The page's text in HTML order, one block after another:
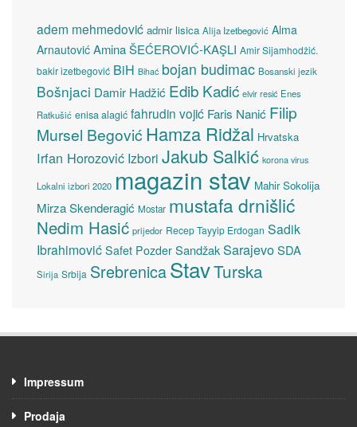
adem mehmedović admir lisica Alija Izetbegović Alma
Arnautović Amina ŠEĆEROVIĆ-KAŞLI Amir Sijamhodžić.
bakir izetbegović BiH Bihać bojan budimac Bosanski jezik
Bošnjaci Damir Hadžić Edib Kadić elvir resić Enes
Ratkušić enisa alagić fahrudin vojić Faris Nanić Filip
Mursel Begović Hamza Ridžal Hrvatska
Irfan Horozović Izbori Jakub Salkić korona virus
Lokalni izbori 2020 magazin stav Mahir Sokolija
Mirza Skenderagić Mostar mustafa drnišlić
Nedim Hasić prijedor Recep Tayyip Erdogan Sadik
Ibrahimović Safet Pozder SandžakSarajevoSDA
Sirija Srbija SrebrenicaStavTurska
Impressum
Prodaja